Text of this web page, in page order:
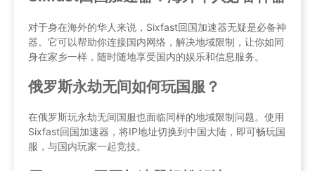
对于身在海外的华人来说，Sixfast回国加速器无疑是必备神
器。它可以帮助你连接国内网络，解决地域限制，让你如同
身在家乡一样，随时随地享受国内的娱乐和信息服务。
俄罗斯永劫无间如何玩国服？
在俄罗斯玩永劫无间国服也面临同样的地域限制问题。使用
Sixfast回国加速器，将IP地址切换到中国大陆，即可畅玩国
服，与国内玩家一起竞技。